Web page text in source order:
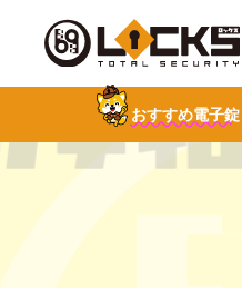
おすすめ電子錠